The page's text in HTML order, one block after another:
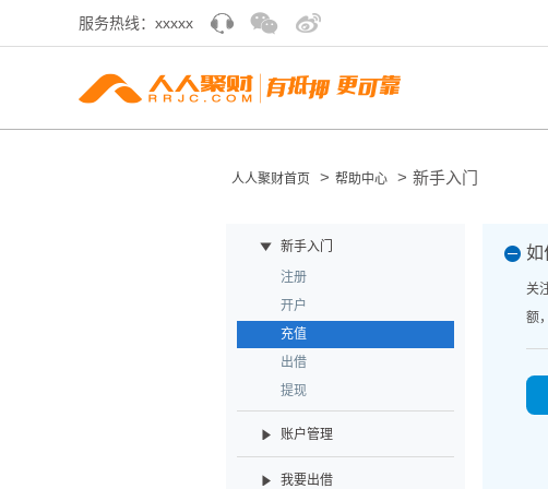
服务热线：xxxxx
人人聚财首页 > 帮助中心 > 新手入门
新手入门
注册
开户
充值
出借
提现
账户管理
我要出借
如
关
额